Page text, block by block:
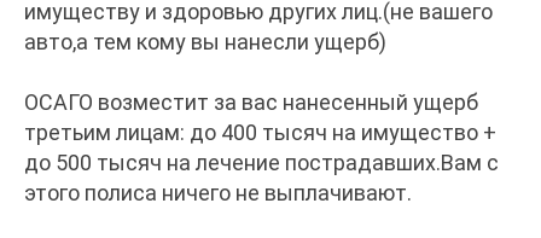
имуществу и здоровью других лиц.(не вашего
авто,а тем кому вы нанесли ущерб)
ОСАГО возместит за вас нанесенный ущерб
третьим лицам: до 400 тысяч на имущество +
до 500 тысяч на лечение пострадавших.Вам с
этого полиса ничего не выплачивают.